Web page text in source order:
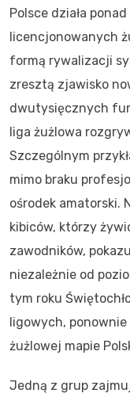
Polsce działa
licencjonowanych
formą rywalizacji
zresztą zjawisko
dwutysięcznych
liga żużlowa
Szczególnym
mimo braku
ośrodek amatorski.
kibiców, którzy
zawodników,
niezależnie od
tym roku
ligowych,
żużlowej mapie
Jedną z grup